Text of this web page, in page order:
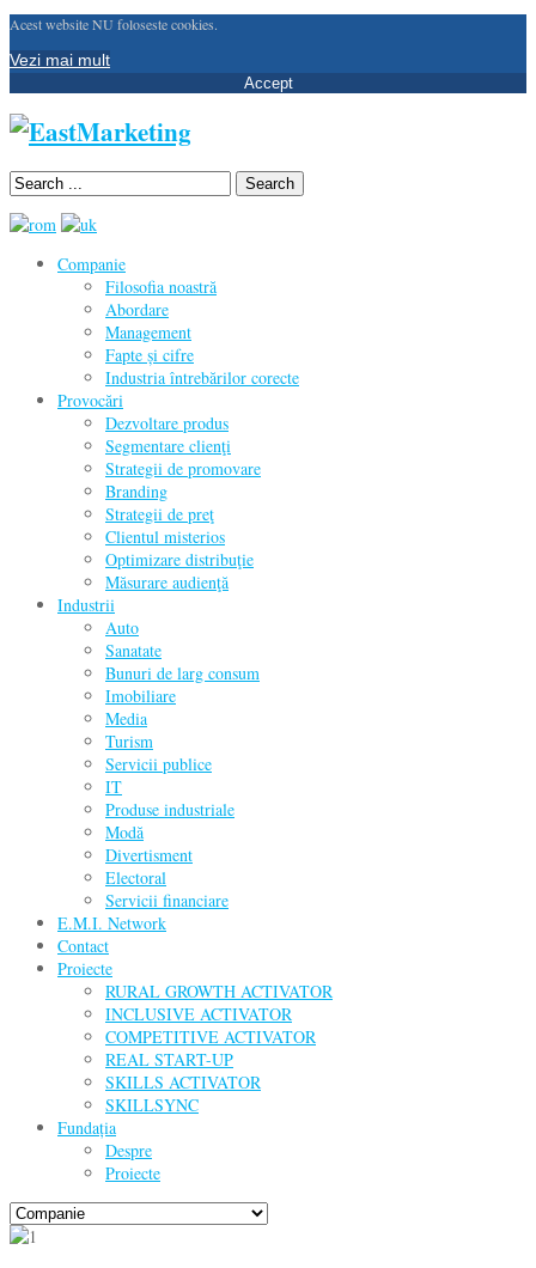
Acest website NU foloseste cookies.
Vezi mai mult
Accept
Search
Companie
Filosofia noastră
Abordare
Management
Fapte și cifre
Industria întrebărilor corecte
Provocări
Dezvoltare produs
Segmentare clienţi
Strategii de promovare
Branding
Strategii de preţ
Clientul misterios
Optimizare distribuţie
Măsurare audienţă
Industrii
Auto
Sanatate
Bunuri de larg consum
Imobiliare
Media
Turism
Servicii publice
IT
Produse industriale
Modă
Divertisment
Electoral
Servicii financiare
E.M.I. Network
Contact
Proiecte
RURAL GROWTH ACTIVATOR
INCLUSIVE ACTIVATOR
COMPETITIVE ACTIVATOR
REAL START-UP
SKILLS ACTIVATOR
SKILLSYNC
Fundația
Despre
Proiecte